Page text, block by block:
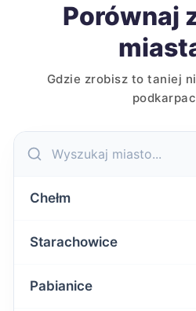
Porównaj
Gdzie zrobisz to taniej
Chełm
Starachowice
Pabianice